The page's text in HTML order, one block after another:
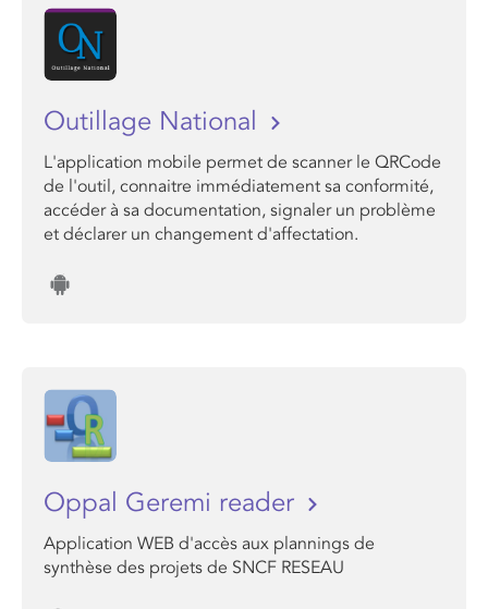
Outillage National
L'application mobile permet de scanner le QRCode
de l'outil, connaitre immédiatement sa conformité,
accéder à sa documentation, signaler un problème
et déclarer un changement d'affectation.
Oppal Geremi reader
Application WEB d'accès aux plannings de
synthèse des projets de SNCF RESEAU